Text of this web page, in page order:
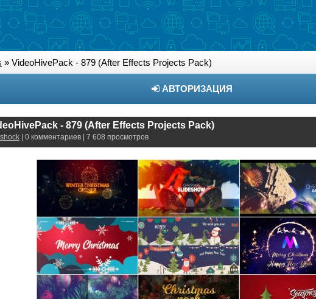
» VideoHivePack - 879 (After Effects Projects Pack)
АВТОРИЗАЦИЯ
- 879 (After Effects Projects Pack)
| 0 комментариев | 7 608 просмотров